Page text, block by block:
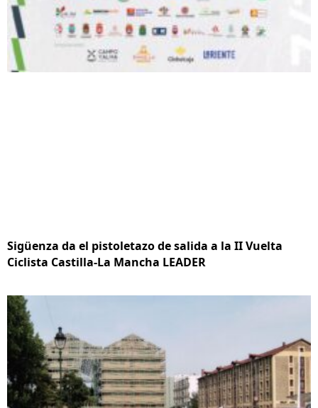
Sigüenza da el pistoletazo de salida a la II Vuelta
Ciclista Castilla-La Mancha LEADER